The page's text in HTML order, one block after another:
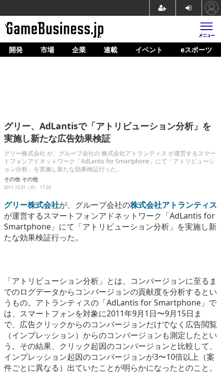
ホーム
企業動向
人材育成
産業政策
連載
イベント/セミナー
eスポーツ
開発 市場 企業 連載 イベント eスポーツ
グリー、AdLantisで「アトリビューション分析」を
実施し新たな広告効果検証
グリー株式会社 が、グループ会社の 株式会社アトランティス が運営するスマー
トフォンアドネットワーク「AdLantis for Smartphone」にて「アトリビューシ
ョン分析」を実施し新たな効果検証行った。
その他 その他
2011.10.31（月） 17:29
グリー株式会社が、グループ会社の株式会社アトランティス
が運営するスマートフォンアドネットワーク「AdLantis for
Smartphone」にて「アトリビューション分析」を実施し新
たな効果検証行った。
「アトリビューション分析」とは、コンバージョンに至るま
でのログデータからコンバージョンの貢献度を分析するとい
うもの。アトランティスの「AdLantis for Smartphone」で
は、スマートフォンを対象に2011年9月1日〜9月15日ま
で、広告クリックからのコンバージョンだけでなく広告閲覧
（インプレッション）からのコンバージョンも測定したとい
う。その結果、クリック起因のコンバージョンと比較して、
インプレッション起因のコンバージョンが3〜10倍以上（案
件ごとに異なる）出ていたことが明らかになったとのこと。